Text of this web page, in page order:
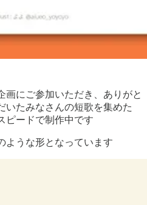
画にご参加いただき、ありがと
いたみなさんの短歌を集めた
ピードで制作中です
ような形となっています